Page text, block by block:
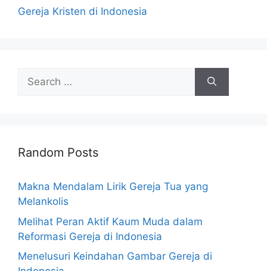
Gereja Kristen di Indonesia
Search
for:
Random Posts
Makna Mendalam Lirik Gereja Tua yang
Melankolis
Melihat Peran Aktif Kaum Muda dalam
Reformasi Gereja di Indonesia
Menelusuri Keindahan Gambar Gereja di